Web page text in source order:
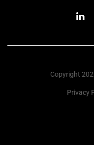
Copyright
Privacy